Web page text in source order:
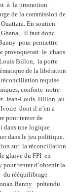
à la promotion
de la commission de
En soutien
Ghana, il faut donc
pour permettre
provoquerait le chaos
Louis Billon, la porte
de la libération
réconciliation requise
conforte notre
Jean-Louis Billon au
dont il n’en a
pour tenter de
dans une logique
dans le jeu politique.
sur la réconciliation
glaive du FPI en
tenter d’obtenir la
du rééquilibrage
Banny prétendu